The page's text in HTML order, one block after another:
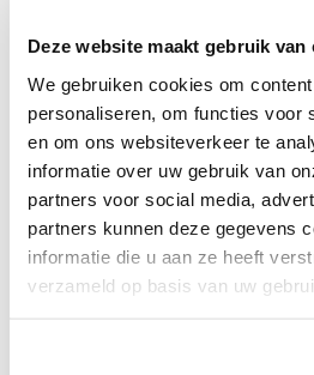
Deze website maakt gebruik van
We gebruiken cookies om
personaliseren, om functies voor
en om ons websiteverkeer te
informatie over uw gebruik van
partners voor social media,
partners kunnen deze gegevens
informatie die u aan ze heeft
verzameld op basis van uw
XS S M L
VOEG TOE
BIJPASSENDE